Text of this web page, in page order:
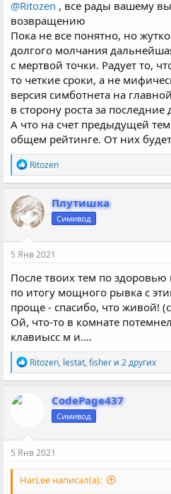
@Ritozen , все рады вашему
возвращению
Пока не все понятно, но
долгого молчания
с мертвой точки. Радует то,
то четкие сроки, а не
версия симботнета на
в сторону роста за последние
А что на счет предыдущей
общем рейтинге. От них
Р
е
а
к
ц
и
и
:
Ritozen
Плутишка
Симивод
5 Янв 2021
После твоих тем по
по итогу мощного рывка с
проще - спасибо, что живой!
Ой, что-то в комнате
клавиысс м и....
Р
е
а
:
Ritozen, lestat,fisher и 2 других
CodePage437
Симивод
5 Янв 2021
HarLee написал(а):